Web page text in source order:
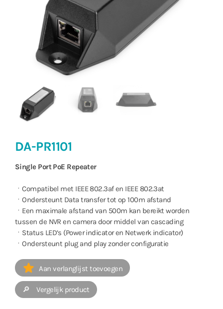
DA-PR1101
Single Port PoE Repeater
ㆍCompatibel met IEEE 802.3af en IEEE 802.3at
ㆍOndersteunt Data transfer tot op 100m afstand
ㆍEen maximale afstand van 500m kan bereikt worden
tussen de NVR en camera door middel van cascading
ㆍStatus LED’s (Power indicator en Netwerk indicator)
ㆍOndersteunt plug and play zonder configuratie
Aan verlanglijst toevoegen
🔎 Vergelijk product